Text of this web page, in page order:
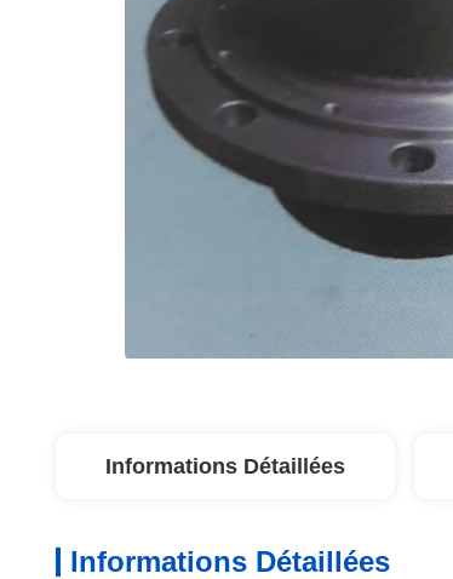
Informations Détaillées
Informations Détaillées